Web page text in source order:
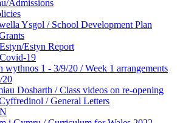
Admissions
Ysgol / School Development Plan
Estyn Report
19
wythnos 1 - 3/9/20 / Week 1 arrangements
20
Dosbarth / Class videos on re-opening
/ General Letters